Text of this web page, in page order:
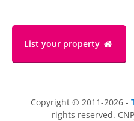
List your property
Copyright © 2011-2026 -
rights reserved.